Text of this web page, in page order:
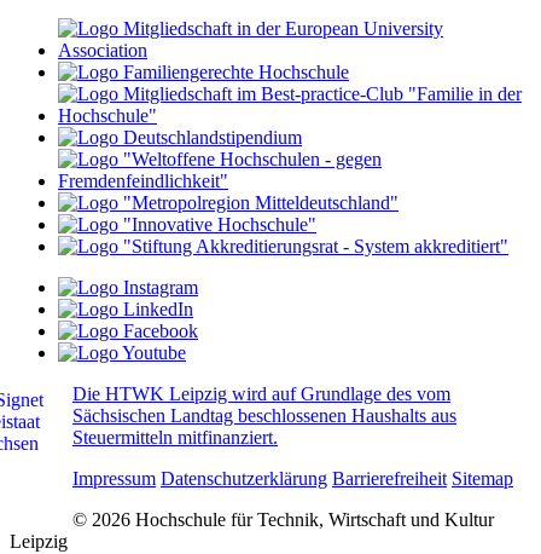
Die HTWK Leipzig wird auf Grundlage des vom
Sächsischen Landtag beschlossenen Haushalts aus
Steuermitteln mitfinanziert.
Impressum Datenschutzerklärung Barrierefreiheit Sitemap
© 2026 Hochschule für Technik, Wirtschaft und Kultur
Leipzig